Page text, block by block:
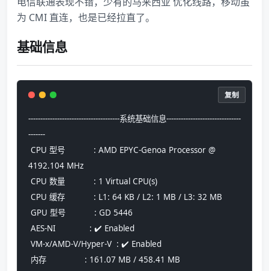
为 CMI 直连，也是已经拉直了。
基础信息
--------------------------------------系统基础信息-------------------------------
-------
4192.104 MHz
CPU 数量            : 1 Virtual CPU(s)
CPU 缓存            : L1: 64 KB / L2: 1 MB / L3: 32 MB
GPU 型号            : GD 5446
AES-NI              : ✔️ Enabled
VM-x/AMD-V/Hyper-V  : ✔️ Enabled
内存                : 161.07 MB / 458.41 MB
复制